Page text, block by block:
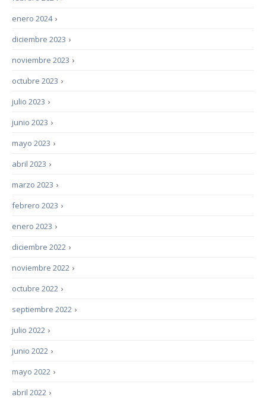
›
enero 2024
›
diciembre 2023
›
noviembre 2023
›
octubre 2023
›
julio 2023
›
junio 2023
›
mayo 2023
›
abril 2023
›
marzo 2023
›
febrero 2023
›
enero 2023
›
diciembre 2022
›
noviembre 2022
›
octubre 2022
›
septiembre 2022
›
julio 2022
›
junio 2022
›
mayo 2022
›
abril 2022